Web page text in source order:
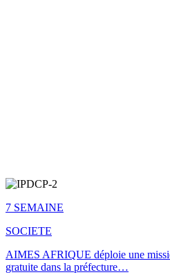
7 SEMAINE
SOCIETE
AIMES AFRIQUE déploie une
gratuite dans la préfecture…